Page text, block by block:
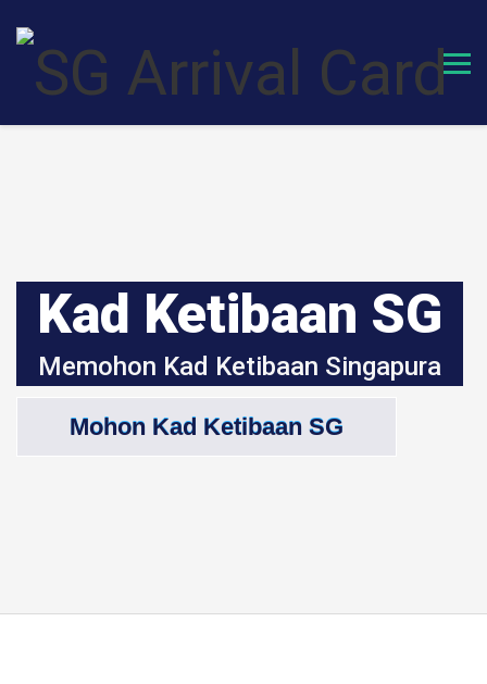
content
Kad Ketibaan SG
Memohon Kad Ketibaan Singapura
Mohon Kad Ketibaan SG